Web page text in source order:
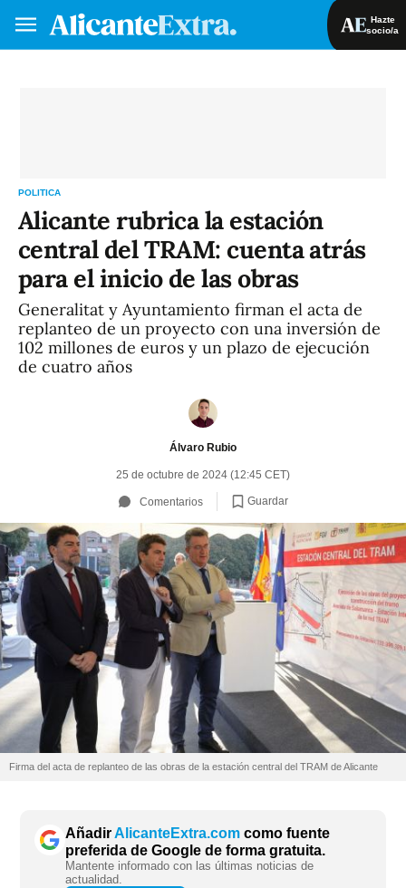
Hazte
socio/a
POLITICA
Alicante rubrica la estación
central del TRAM: cuenta atrás
para el inicio de las obras
Generalitat y Ayuntamiento firman el acta de
replanteo de un proyecto con una inversión de
102 millones de euros y un plazo de ejecución
de cuatro años
Álvaro Rubio
25 de octubre de 2024 (12:45 CET)
Comentarios Guardar
Firma del acta de replanteo de las obras de la estación central del TRAM de Alicante
AñadirAlicanteExtra.com como fuente
preferida de Google de forma gratuita.
Mantente informado con las últimas noticias de
actualidad.